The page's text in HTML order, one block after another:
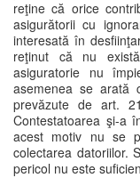
reţine că orice
asigurătorii cu
interesată în
reţinut că nu
asiguratorie nu
asemenea se arată
prevăzute de art.
Contestatoarea şi-a
acest motiv nu se
colectarea datoriilor.
pericol nu este